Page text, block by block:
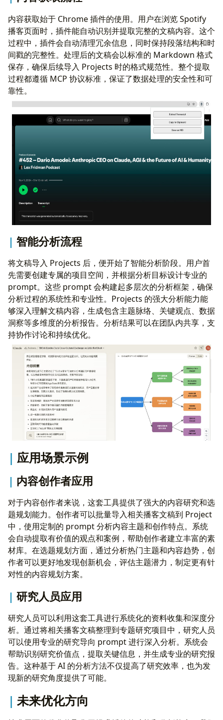
内容获取始于 Chrome 插件的使用。用户在浏览 Spotify
播客页面时，插件能自动识别并提取完整的文稿内容。这个
过程中，插件会自动清理冗余信息，同时保持段落结构和时
间戳的完整性。处理后的文稿会以标准的 Markdown 格式
保存，确保后续导入 Projects 时的格式规范性。整个提取
过程都遵循 MCP 协议标准，保证了数据处理的安全性和可
靠性。
智能分析流程
将文稿导入 Projects 后，便开始了智能分析阶段。用户首
先需要创建专属的项目空间，并根据分析目标设计专业的
prompt。这些 prompt 会构建起多层次的分析框架，确保
分析过程的系统性和专业性。Projects 的强大分析能力能
够深入理解文稿内容，生成包含主题脉络、关键观点、数据
洞察等多维度的分析报告。分析结果可以在团队内共享，支
持协作讨论和持续优化。
应用场景示例
内容创作者应用
对于内容创作者来说，这套工具提供了强大的内容研究和选
题规划能力。创作者可以批量导入相关播客文稿到 Project
中，使用定制的 prompt 分析内容主题和创作特点。系统
会自动提取有价值的观点和案例，帮助创作者建立丰富的素
材库。在选题规划方面，通过分析热门主题和内容趋势，创
作者可以更好地发现创新机会，评估主题潜力，制定更有针
对性的内容规划方案。
研究人员应用
研究人员可以利用这套工具进行系统化的资料收集和深度分
析。通过将相关播客文稿整理到专题研究项目中，研究人员
可以使用专业的研究导向 prompt 进行深入分析。系统会
帮助识别研究价值点，提取关键信息，并生成专业的研究报
告。这种基于 AI 的分析方法不仅提高了研究效率，也为发
现新的研究角度提供了可能。
未来优化方向